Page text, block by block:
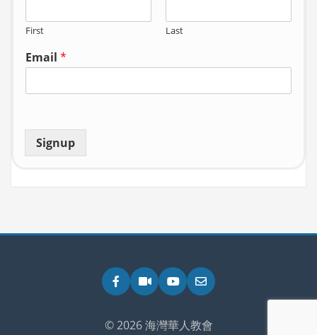
First Last
Email *
Signup
Facebook
ZoomYouTube
Email
© 2026 海灣華人教會